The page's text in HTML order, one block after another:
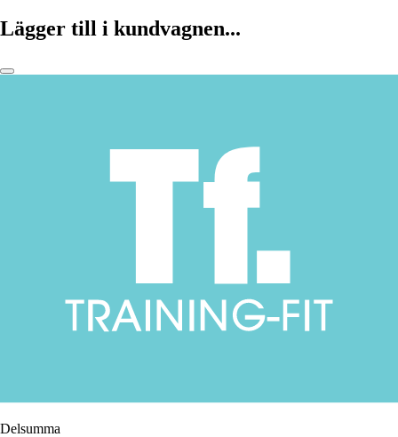
Lägger till i kundvagnen...
Delsumma